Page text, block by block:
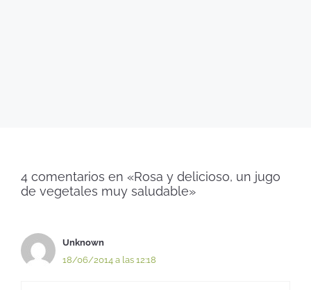
4 comentarios en «Rosa y delicioso, un jugo
de vegetales muy saludable»
Unknown
18/06/2014 a las 12:18